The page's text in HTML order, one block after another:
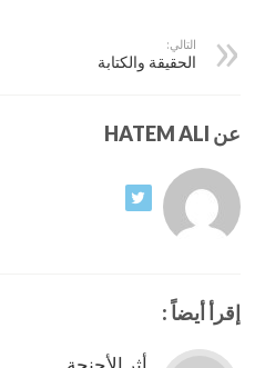
التالي:
الحقيقة والكتابة
عن HATEM ALI
إقرأ أيضاً :